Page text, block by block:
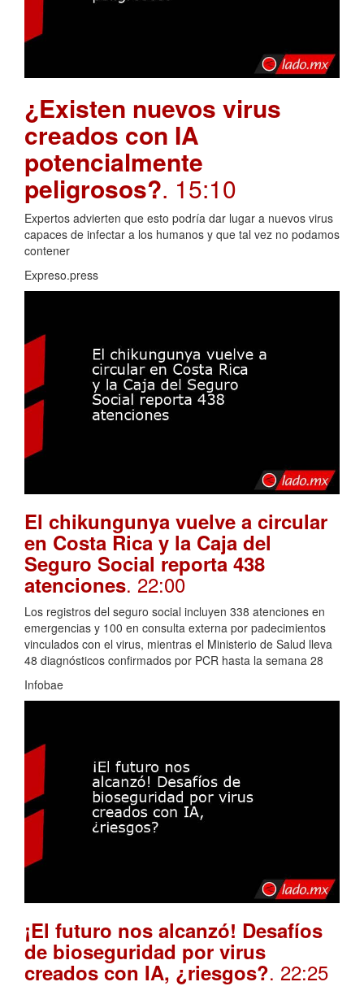
¿Existen nuevos virus
creados con IA
potencialmente
peligrosos?. 15:10
Expertos advierten que esto podría dar lugar a nuevos virus
capaces de infectar a los humanos y que tal vez no podamos
contener
Expreso.press
El chikungunya vuelve a circular
en Costa Rica y la Caja del
Seguro Social reporta 438
atenciones. 22:00
Los registros del seguro social incluyen 338 atenciones en
emergencias y 100 en consulta externa por padecimientos
vinculados con el virus, mientras el Ministerio de Salud lleva
48 diagnósticos confirmados por PCR hasta la semana 28
Infobae
¡El futuro nos alcanzó! Desafíos
de bioseguridad por virus
creados con IA, ¿riesgos?. 22:25